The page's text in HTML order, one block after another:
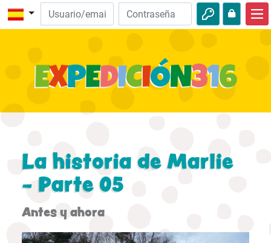
Descubre la Biblia
Aventuras
Actividades
La historia de Marlie
- Parte 05
Antes y ahora